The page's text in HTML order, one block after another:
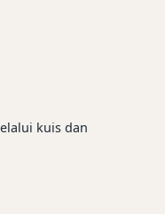
kuis dan